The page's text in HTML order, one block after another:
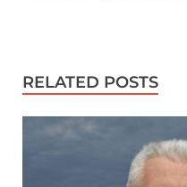
RELATED POSTS